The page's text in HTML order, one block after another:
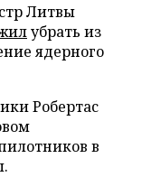
Литвы
убрать из
ядерного
Робертас
в